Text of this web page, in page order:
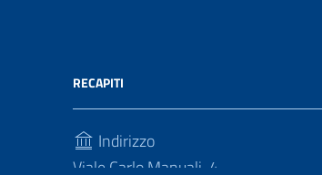
RECAPITI
Indirizzo
Viale Carlo Manuali, 4